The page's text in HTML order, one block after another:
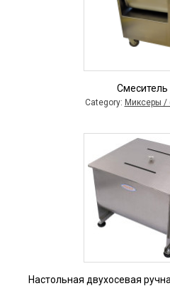
Смеситель
Category: Миксеры /
Настольная двухосевая